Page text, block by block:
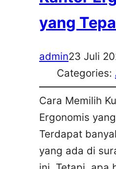
yang
admin23 Juli
Categories:
Cara Memilih
Ergonomis yang
Terdapat
yang ada di